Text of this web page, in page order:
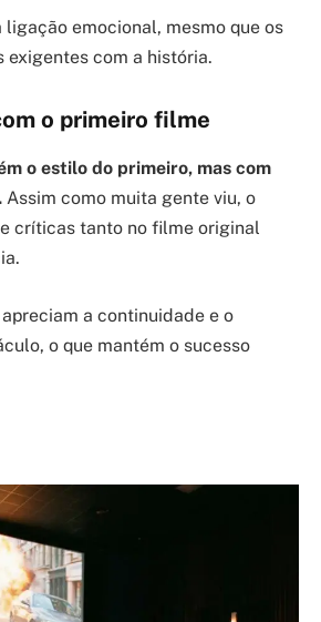
emocional, mesmo que os
exigentes com a história.
o primeiro filme
o estilo do primeiro, mas com
Assim como muita gente viu, o
críticas tanto no filme original
a continuidade e o
o que mantém o sucesso